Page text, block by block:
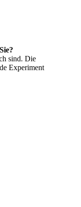
sind. Die
Experiment